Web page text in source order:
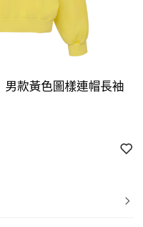
男款黃色圖樣連帽長袖